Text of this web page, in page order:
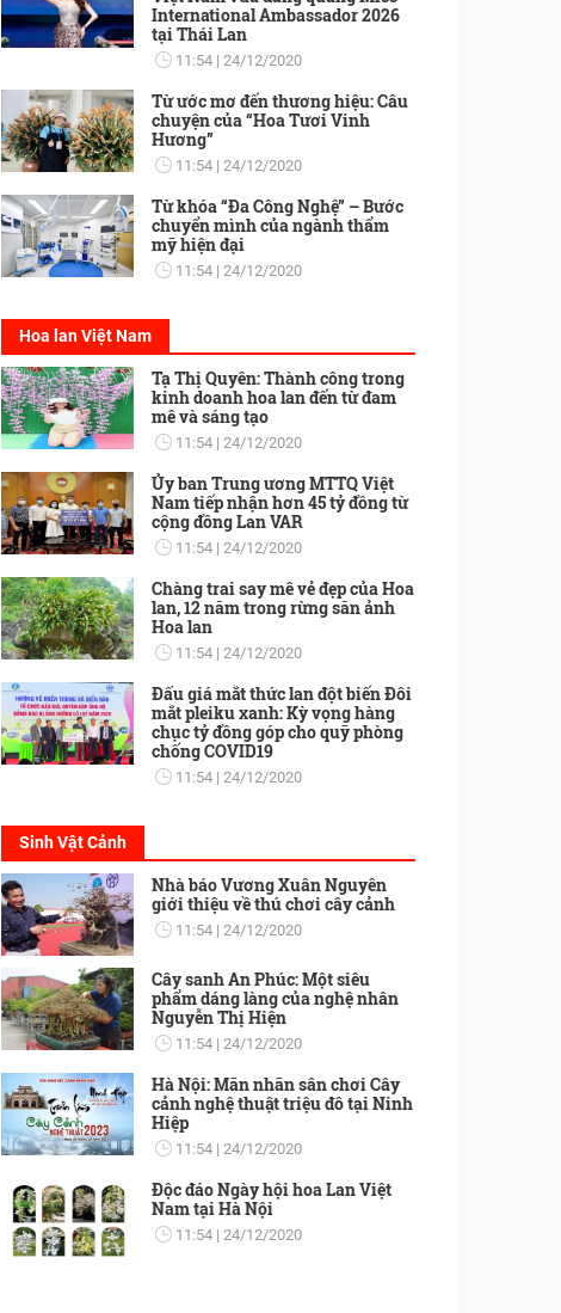
International Ambassador 2026
tại Thái Lan
11:54 24/12/2020
Từ ước mơ đến thương hiệu: Câu
chuyện của “Hoa Tươi Vinh
Hương”
11:54 24/12/2020
Từ khóa “Đa Công Nghệ” – Bước
chuyển mình của ngành thẩm
mỹ hiện đại
11:54 24/12/2020
Hoa lan Việt Nam
Tạ Thị Quyên: Thành công trong
kinh doanh hoa lan đến từ đam
mê và sáng tạo
11:54 24/12/2020
Ủy ban Trung ương MTTQ Việt
Nam tiếp nhận hơn 45 tỷ đồng từ
cộng đồng Lan VAR
11:54 24/12/2020
Chàng trai say mê vẻ đẹp của Hoa
lan, 12 năm trong rừng săn ảnh
Hoa lan
11:54 24/12/2020
Đấu giá mắt thức lan đột biến Đôi
mắt pleiku xanh: Kỳ vọng hàng
chục tỷ đồng góp cho quỹ phòng
chống COVID19
11:54 24/12/2020
Sinh Vật Cảnh
Nhà báo Vương Xuân Nguyên
giới thiệu về thú chơi cây cảnh
11:54 24/12/2020
Cây sanh An Phúc: Một siêu
phẩm dáng làng của nghệ nhân
Nguyễn Thị Hiện
11:54 24/12/2020
Hà Nội: Mãn nhãn sân chơi Cây
cảnh nghệ thuật triệu đô tại Ninh
Hiệp
11:54 24/12/2020
Độc đáo Ngày hội hoa Lan Việt
Nam tại Hà Nội
11:54 24/12/2020